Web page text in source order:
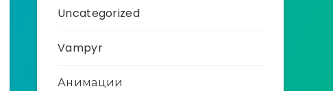
Uncategorized
Vampyr
Анимации